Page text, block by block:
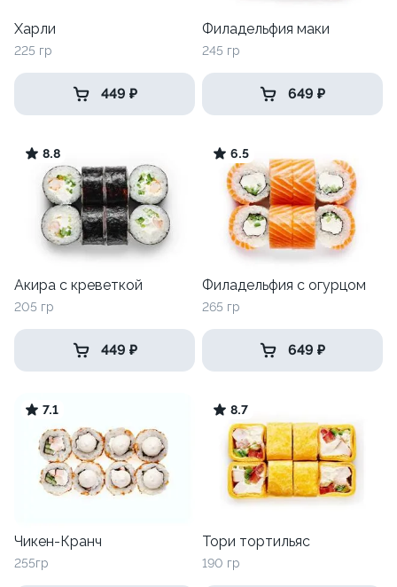
Харли
225 гр
449 ₽
Филадельфия маки
245 гр
649 ₽
8.8
Акира с креветкой
205 гр
449 ₽
6.5
Филадельфия с огурцом
265 гр
649 ₽
7.1
Чикен-Кранч
255гр
8.7
Тори тортильяс
190 гр